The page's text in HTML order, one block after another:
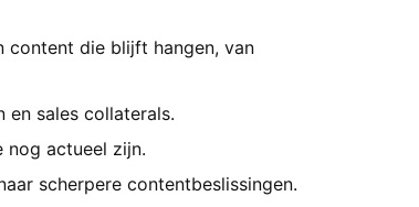
content die blijft hangen, van
en sales collaterals.
actueel zijn.
scherpere contentbeslissingen.